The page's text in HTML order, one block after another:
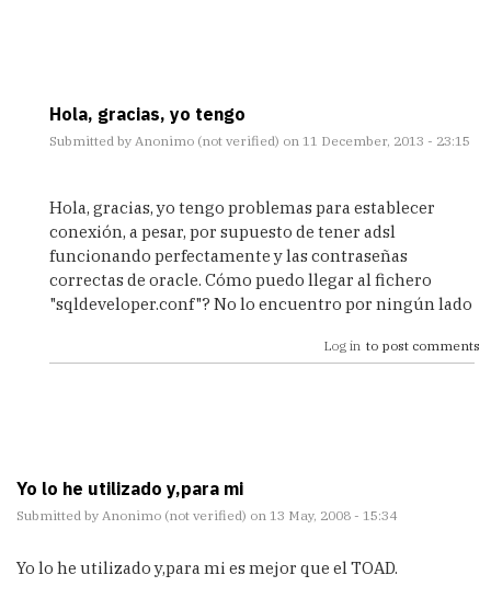
Hola, gracias, yo tengo
Submitted by Anonimo (not verified) on 11 December, 2013 - 23:15
reply
cierto..
by
Drakon
Hola, gracias, yo tengo problemas para establecer
conexión, a pesar, por supuesto de tener adsl
funcionando perfectamente y las contraseñas
correctas de oracle. Cómo puedo llegar al fichero
"sqldeveloper.conf"? No lo encuentro por ningún lado
Log in to post comments
Yo lo he utilizado y,para mi
Submitted by Anonimo (not verified) on 13 May, 2008 - 15:34
Yo lo he utilizado y,para mi es mejor que el TOAD.